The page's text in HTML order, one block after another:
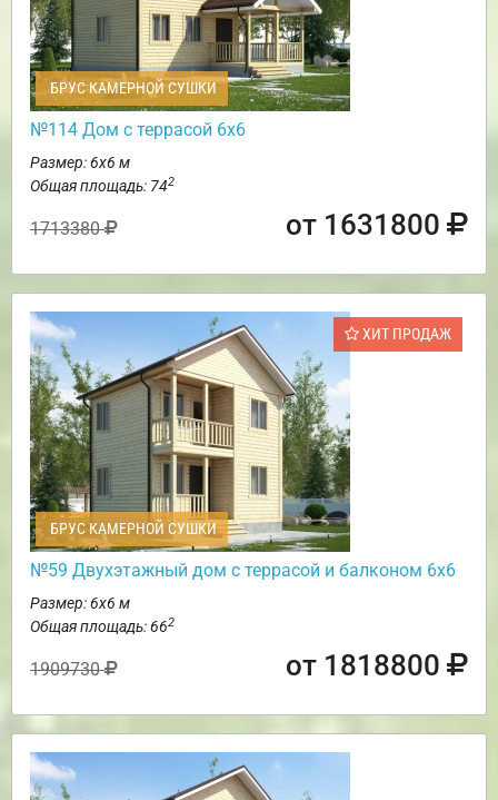
БРУС КАМЕРНОЙ СУШКИ
№114 Дом с террасой 6х6
Размер: 6х6 м
Общая площадь: 742
1713380 от 1631800
ХИТ ПРОДАЖ
БРУС КАМЕРНОЙ СУШКИ
№59 Двухэтажный дом с террасой и балконом 6х6
Размер: 6х6 м
Общая площадь: 662
1909730 от 1818800